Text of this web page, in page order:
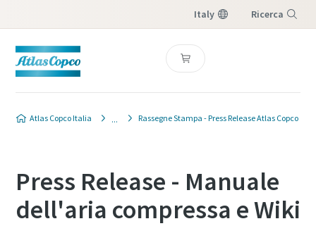
Italy Ricerca
Atlas Copco Italia Rassegne Stampa - Press Release Atlas Copco
Press Release - Manuale
dell'aria compressa e Wiki